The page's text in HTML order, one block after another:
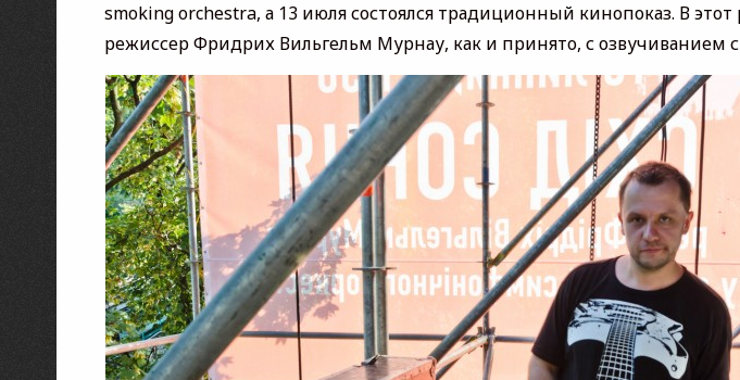
smoking orchestra, а 13 июля состоялся традиционный кинопоказ. В этот
режиссер Фридрих Вильгельм Мурнау, как и принято, с озвучиванием